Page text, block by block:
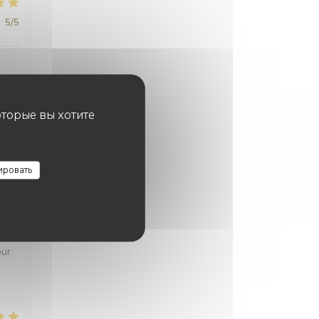
вы хотите
: 5/5